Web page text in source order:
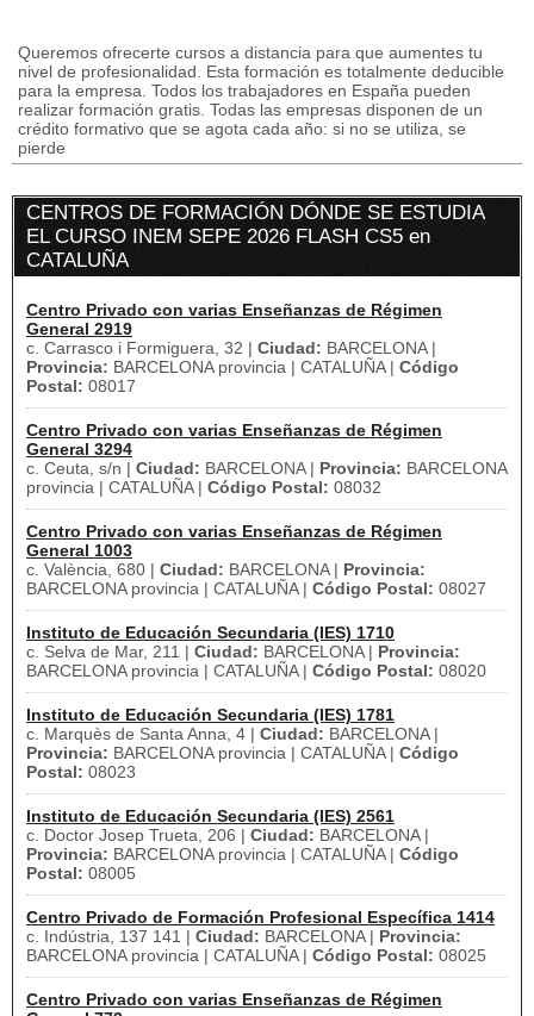
Queremos ofrecerte cursos a distancia para que aumentes tu
nivel de profesionalidad. Esta formación es totalmente deducible
para la empresa. Todos los trabajadores en España pueden
realizar formación gratis. Todas las empresas disponen de un
crédito formativo que se agota cada año: si no se utiliza, se
pierde
CENTROS DE FORMACIÓN DÓNDE SE ESTUDIA
EL CURSO INEM SEPE 2026 FLASH CS5 en
CATALUÑA
Centro Privado con varias Enseñanzas de Régimen
General 2919
c. Carrasco i Formiguera, 32 | Ciudad: BARCELONA |
Provincia: BARCELONA provincia | CATALUÑA | Código
Postal: 08017
Centro Privado con varias Enseñanzas de Régimen
General 3294
c. Ceuta, s/n | Ciudad: BARCELONA | Provincia: BARCELONA
provincia | CATALUÑA | Código Postal: 08032
Centro Privado con varias Enseñanzas de Régimen
General 1003
c. València, 680 | Ciudad: BARCELONA | Provincia:
BARCELONA provincia | CATALUÑA | Código Postal: 08027
Instituto de Educación Secundaria (IES) 1710
c. Selva de Mar, 211 | Ciudad: BARCELONA | Provincia:
BARCELONA provincia | CATALUÑA | Código Postal: 08020
Instituto de Educación Secundaria (IES) 1781
c. Marquès de Santa Anna, 4 | Ciudad: BARCELONA |
Provincia: BARCELONA provincia | CATALUÑA | Código
Postal: 08023
Instituto de Educación Secundaria (IES) 2561
c. Doctor Josep Trueta, 206 | Ciudad: BARCELONA |
Provincia: BARCELONA provincia | CATALUÑA | Código
Postal: 08005
Centro Privado de Formación Profesional Específica 1414
c. Indústria, 137 141 | Ciudad: BARCELONA | Provincia:
BARCELONA provincia | CATALUÑA | Código Postal: 08025
Centro Privado con varias Enseñanzas de Régimen